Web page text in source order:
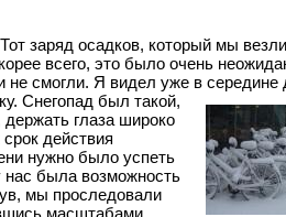
заряд осадков, который мы
всего, это было очень
не смогли. Я видел уже в середине
Снегопад был такой,
глаза широко
действия
нужно было успеть
была возможность
мы проследовали
масштабами